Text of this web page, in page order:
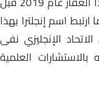
مترًا. كما ارتبط اسم إنجلترا بهذا
إلا أن الاتحاد الإنجليزي نفى
العلمية